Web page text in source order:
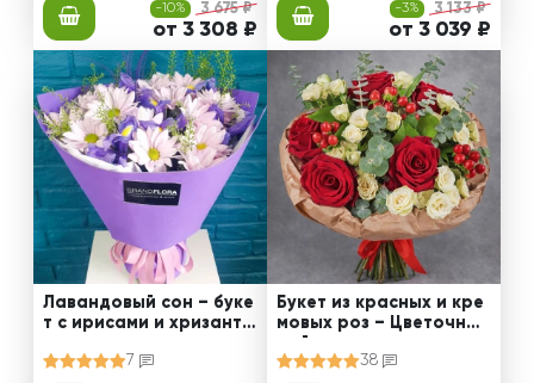
-10% 3 675 ₽
от 3 308 ₽
-3% 3 133 ₽
от 3 039 ₽
Лавандовый сон – буке
т с ирисами и хризанте
7
Букет из красных и кре
мовых роз – Цветочный
38